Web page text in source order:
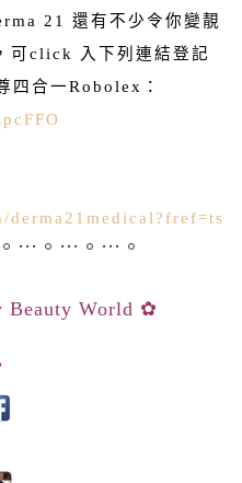
21 還有不少令你變靚
可click
入下列連結登記
四合一Robolex：
…。…。…。
Beauty World ✿